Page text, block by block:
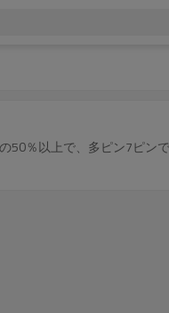
50％以上で、多ピン7ピン